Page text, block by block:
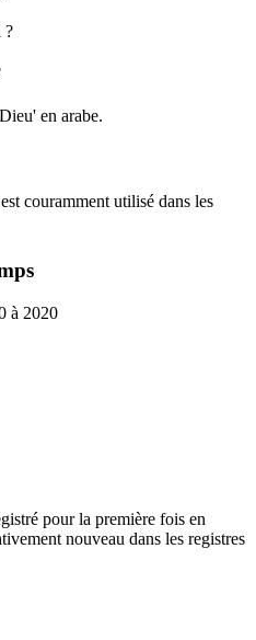
?
en arabe.
couramment utilisé dans les
à 2020
pour la première fois en
nouveau dans les registres